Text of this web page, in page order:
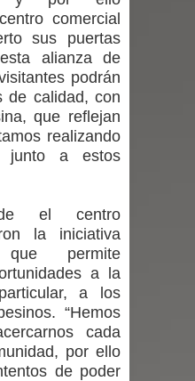
pop: especialistas U.
el creciente interés
japonesa y coreana
Minvu en el
Gobierno en medio de
viviendas sociales en
Guzmán rechaza
eléctrica
comercial
sus puertas
alianza de
podrán
de calidad, con
que reflejan
realizando
junto a estos
el centro
la iniciativa
que permite
a la
a los
“Hemos
cada
por ello
de poder